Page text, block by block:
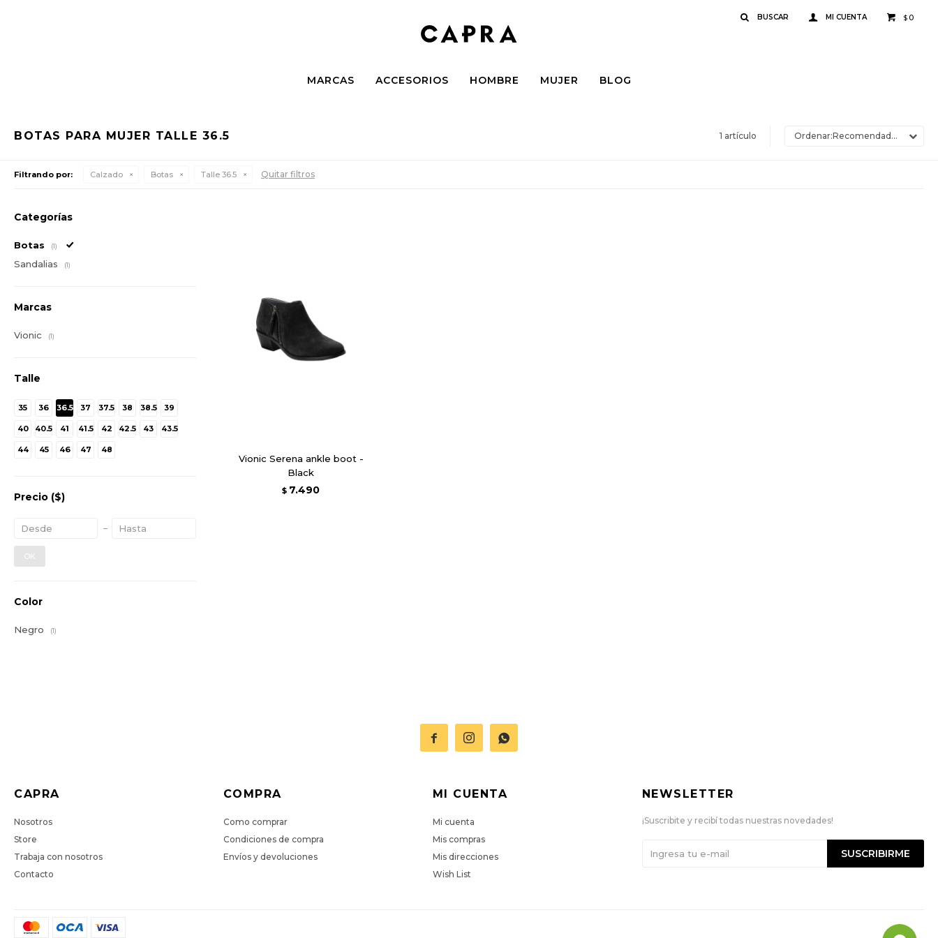
MARCAS ACCESORIOS HOMBRE MUJER BLOG
$ 0
BOTAS PARA MUJER TALLE 36.5 1 artículo Recomendados
Filtrando por: Calzado Botas Talle 36.5 Quitar filtros
Vionic Serena ankle boot -
Black
$ 7.490
Categorías
Botas (1)
Sandalias (1)
Marcas
Vionic (1)
Talle
35 36 36.5 37 37.5 38 38.5 39
40 40.5 41 41.5 42 42.5 43 43.5
44 45 46 47 48
Precio ($)
OK
Color
Negro (1)
  
CAPRA
Nosotros
Store
Trabaja con nosotros
Contacto
COMPRA
Como comprar
Condiciones de compra
Envíos y devoluciones
MI CUENTA
Mi cuenta
Mis compras
Mis direcciones
Wish List
NEWSLETTER
¡Suscribite y recibí todas nuestras novedades!
SUSCRIBIRME